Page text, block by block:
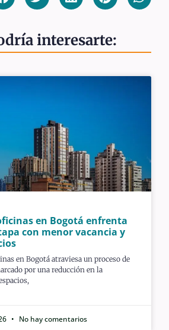
interesarte:
en Bogotá enfrenta
con menor vacancia y
en Bogotá atraviesa un proceso de
por una reducción en la
No hay comentarios